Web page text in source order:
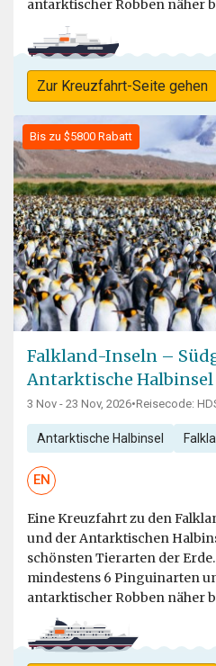
antarktischer Robben näher
Zur Kreuzfahrt-Seite gehen
Bis zu $5800 Rabatt
Falkland-Inseln –
Antarktische Halbinsel
3 Nov - 23 Nov, 2026•Reisecode:
Antarktische Halbinsel
EN
Eine Kreuzfahrt zu den
und der Antarktischen
schönsten Tierarten der
mindestens 6 Pinguinarten
antarktischer Robben näher